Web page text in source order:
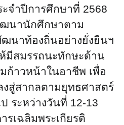
ะจำปีการศึกษาที่ 2568
ฒนานักศึกษาตาม
นาท้องถิ่นอย่างยั่งยืนฯ
สมรรถนะทักษะด้าน
ก้าวหน้าในอาชีพ เพื่อ
งสู่สากลตามยุทธศาสตร์
ระหว่างวันที่ 12-13
เฉลิมพระเกียรติ